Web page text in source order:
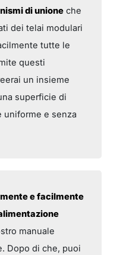
di unioneche
dei telai modulari
tutte le
questi
un insieme
superficie di
uniforme e senza
e facilmente
manuale
Dopo di che, puoi